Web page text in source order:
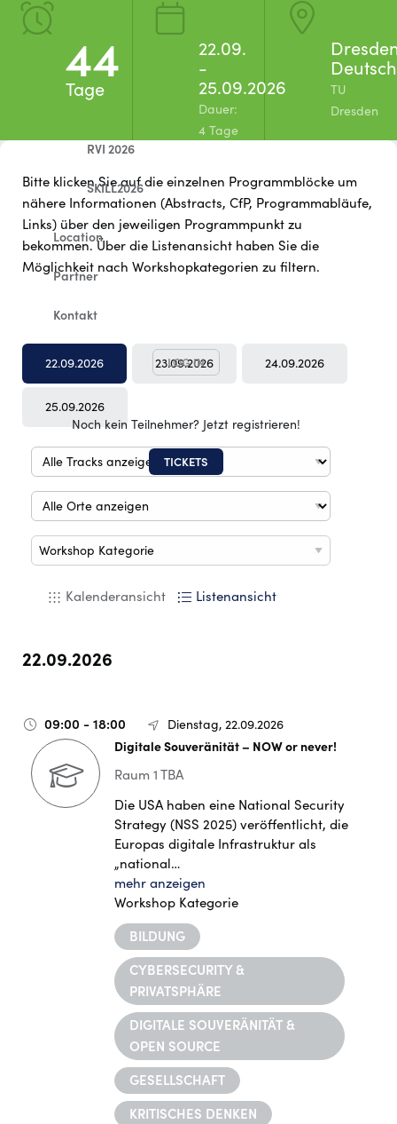
Workshops A-Z
Workshop-FAQ
Abendveranstaltungen
RVI 2026
SKILL2026
Location
Partner
Kontakt
LOG IN
Noch kein Teilnehmer? Jetzt registrieren!
TICKETS
44
Tage
22.09.
-
25.09.2026
Dauer:
4 Tage
TU
Dresden
Bitte klicken Sie auf die einzelnen Programmblöcke um
nähere Informationen (Abstracts, CfP, Programmabläufe,
Links) über den jeweiligen Programmpunkt zu
bekommen. Über die Listenansicht haben Sie die
Möglichkeit nach Workshopkategorien zu filtern.
22.09.2026 23.09.2026 24.09.2026
25.09.2026
Workshop Kategorie
Kalenderansicht Listenansicht
22.09.2026
09:00 - 18:00
Dienstag, 22.09.2026
Digitale Souveränität – NOW or never!
Raum 1 TBA
Die USA haben eine National Security
Strategy (NSS 2025) veröffentlicht, die
Europas digitale Infrastruktur als
„national…
mehr anzeigen
Workshop Kategorie
BILDUNG
CYBERSECURITY &
PRIVATSPHÄRE
DIGITALE SOUVERÄNITÄT &
OPEN SOURCE
GESELLSCHAFT
KRITISCHES DENKEN